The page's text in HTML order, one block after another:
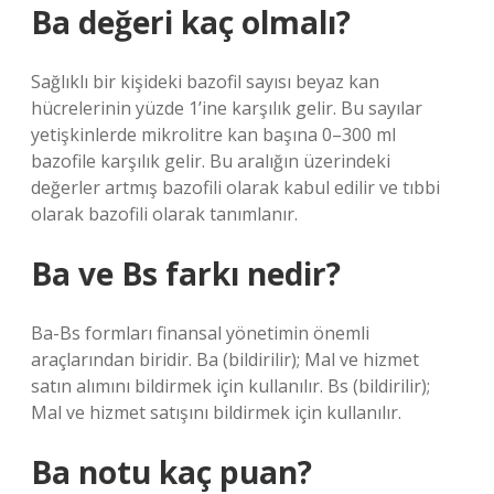
Ba değeri kaç olmalı?
Sağlıklı bir kişideki bazofil sayısı beyaz kan
hücrelerinin yüzde 1’ine karşılık gelir. Bu sayılar
yetişkinlerde mikrolitre kan başına 0–300 ml
bazofile karşılık gelir. Bu aralığın üzerindeki
değerler artmış bazofili olarak kabul edilir ve tıbbi
olarak bazofili olarak tanımlanır.
Ba ve Bs farkı nedir?
Ba-Bs formları finansal yönetimin önemli
araçlarından biridir. Ba (bildirilir); Mal ve hizmet
satın alımını bildirmek için kullanılır. Bs (bildirilir);
Mal ve hizmet satışını bildirmek için kullanılır.
Ba notu kaç puan?